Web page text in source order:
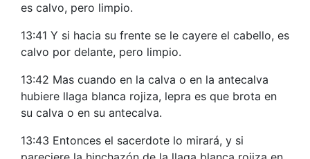
es calvo, pero limpio.
13:41 Y si hacia su frente se le cayere el cabello, es
calvo por delante, pero limpio.
13:42 Mas cuando en la calva o en la antecalva
hubiere llaga blanca rojiza, lepra es que brota en
su calva o en su antecalva.
13:43 Entonces el sacerdote lo mirará, y si